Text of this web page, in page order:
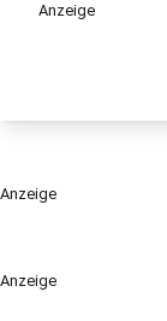
Anzeige
Anzeige
Anzeige